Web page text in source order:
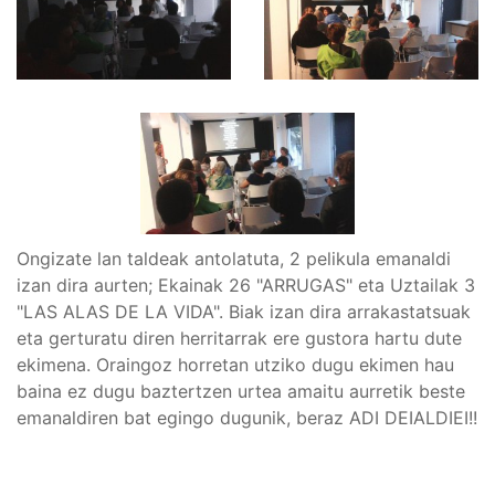
Ongizate lan taldeak antolatuta, 2 pelikula emanaldi
izan dira aurten; Ekainak 26 "ARRUGAS" eta Uztailak 3
"LAS ALAS DE LA VIDA". Biak izan dira arrakastatsuak
eta gerturatu diren herritarrak ere gustora hartu dute
ekimena. Oraingoz horretan utziko dugu ekimen hau
baina ez dugu baztertzen urtea amaitu aurretik beste
emanaldiren bat egingo dugunik, beraz ADI DEIALDIEI!!